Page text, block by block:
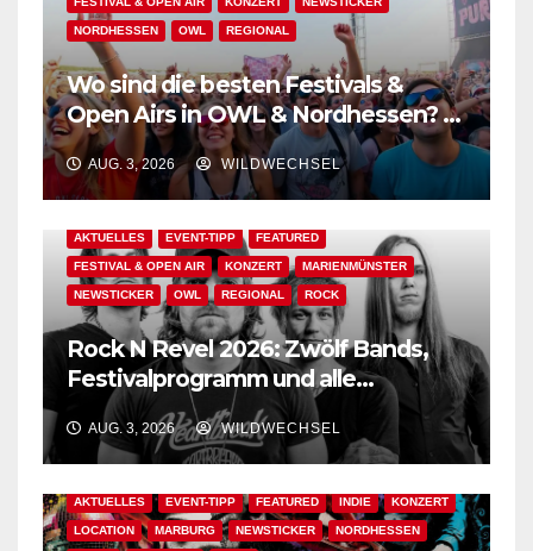
NORDHESSEN OWL REGIONAL
Wo sind die besten Festivals &
Open Airs in OWL & Nordhessen? –
Der Ww-Festival-Planer!
AUG. 3, 2026 WILDWECHSEL
AKTUELLES EVENT-TIPP FEATURED
FESTIVAL & OPEN AIR KONZERT MARIENMÜNSTER
NEWSTICKER OWL REGIONAL ROCK
Rock N Revel 2026: Zwölf Bands,
Festivalprogramm und alle
wichtigen Informationen!
AUG. 3, 2026 WILDWECHSEL
AKTUELLES EVENT-TIPP FEATURED INDIE KONZERT
LOCATION MARBURG NEWSTICKER NORDHESSEN